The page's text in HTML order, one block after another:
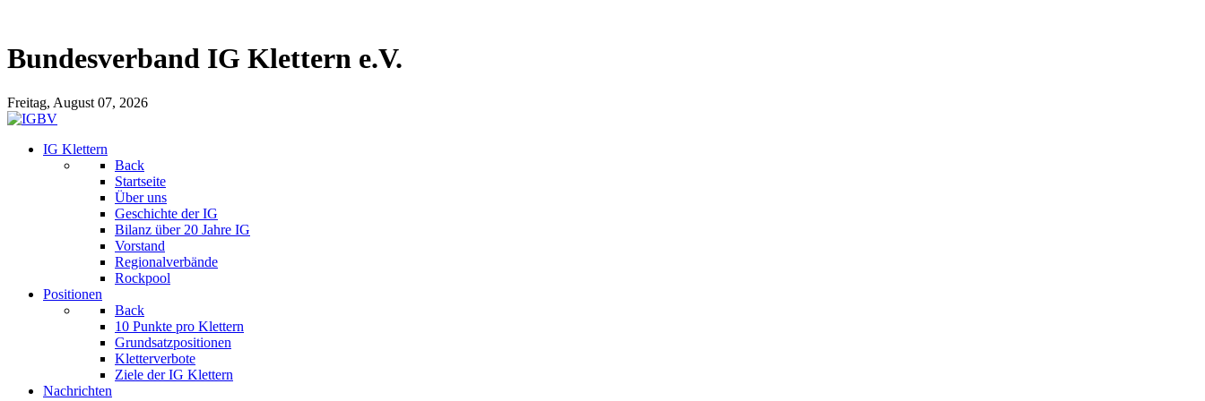
Bundesverband IG Klettern e.V.
Freitag, August 07, 2026
IG Klettern
Back
Startseite
Über uns
Geschichte der IG
Bilanz über 20 Jahre IG
Vorstand
Regionalverbände
Rockpool
Positionen
Back
10 Punkte pro Klettern
Grundsatzpositionen
Kletterverbote
Ziele der IG Klettern
Nachrichten